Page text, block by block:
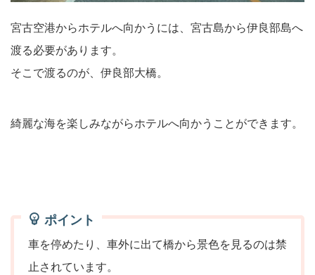
宮古空港からホテルへ向かうには、宮古島から伊良部島へ
渡る必要があります。
そこで渡るのが、伊良部大橋。
綺麗な海を楽しみながらホテルへ向かうことができます。
ポイント
車を停めたり、車外に出て橋から景色を見るのは禁
止されています。